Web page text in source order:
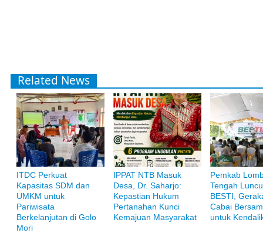
Related News
ITDC Perkuat
Kapasitas SDM dan
UMKM untuk
Pariwisata
Berkelanjutan di Golo
Mori
IPPAT NTB Masuk
Desa, Dr. Saharjo:
Kepastian Hukum
Pertanahan Kunci
Kemajuan Masyarakat
Pemkab
Tengah
BESTI,
Cabai
untuk